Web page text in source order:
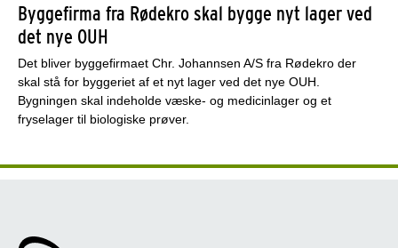
Byggefirma fra Rødekro skal bygge nyt lager ved
det nye OUH
Det bliver byggefirmaet Chr. Johannsen A/S fra Rødekro der
skal stå for byggeriet af et nyt lager ved det nye OUH.
Bygningen skal indeholde væske- og medicinlager og et
fryselager til biologiske prøver.